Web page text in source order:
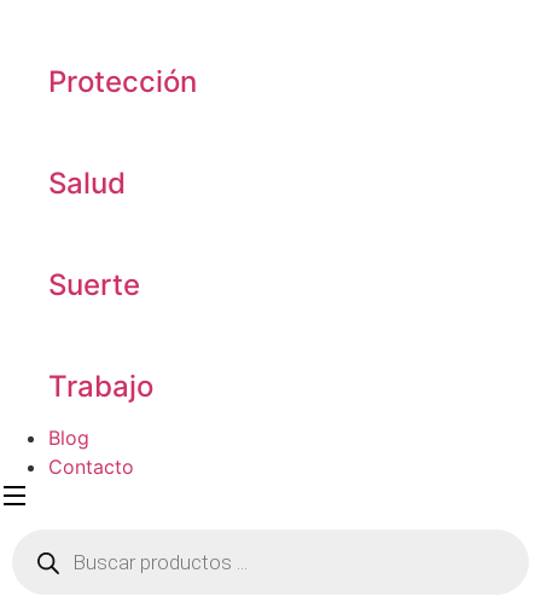
Protección
Salud
Suerte
Trabajo
Blog
Contacto
productos